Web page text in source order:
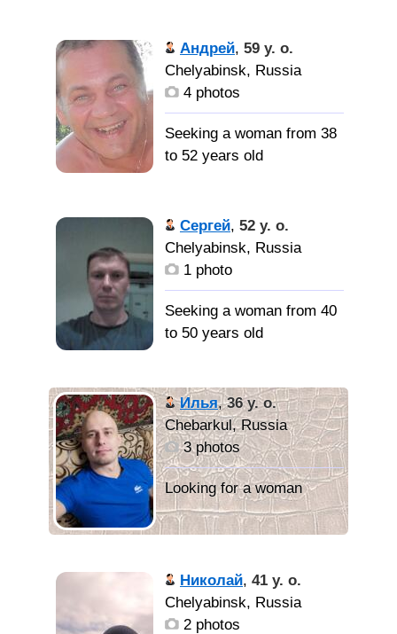
женщину желательно с
сельской местности,
средней полноты. С
Андрей, 59 y. o.
Chelyabinsk, Russia
4 photos
Seeking a woman from 38
to 52 years old
Познакомлюсь с
хорошей девушкой.
Прежде всего хочу найти
серьезных отношений.
Сергей, 52 y. o.
Chelyabinsk, Russia
1 photo
Seeking a woman from 40
to 50 years old
Илья,36 y. o.
Chebarkul, Russia
3 photos
Николай, 41 y. o.
Chelyabinsk, Russia
2 photos